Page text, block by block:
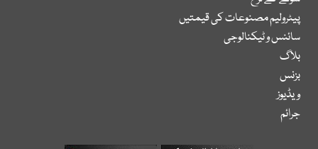
پیٹرولیم مصنوعات کی قیمتیں
سائنس و ٹیکنالوجی
بلاگ
بزنس
ویڈیوز
جرائم